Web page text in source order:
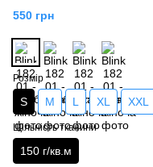
550 грн
Розмір
S M L XL XXL
Щільність тканини
150 г/кв.м